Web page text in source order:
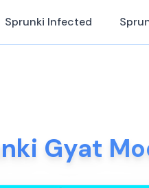
Sprunki Infected
Gyat